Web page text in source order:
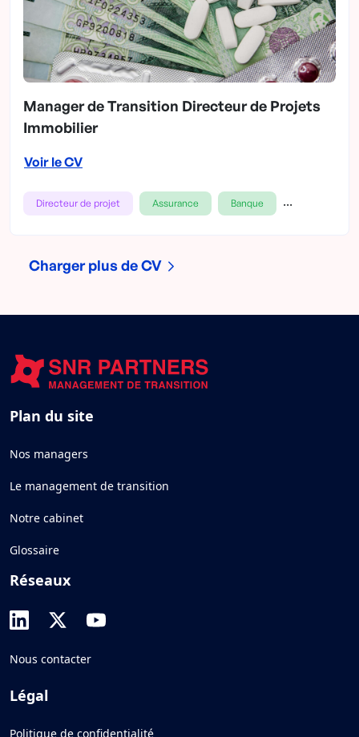
Manager de Transition Directeur de Projets
Immobilier
Voir le CV
Directeur de projet Assurance Banque ...
Charger plus de CV
Plan du site
Nos managers
Le management de transition
Notre cabinet
Glossaire
Réseaux
Nous contacter
Légal
Politique de confidentialité